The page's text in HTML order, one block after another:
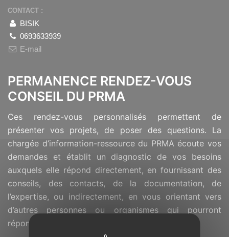
CONTACT :
BISIK
0693633939
E-mail
PERMANENCE RENDEZ-VOUS
CONSEIL DU PRMA
Ces rendez-vous personnalisés permettent de
présenter vos projets, de poser des questions. La
chargée d’information-ressource du PRMA écoute vos
demandes et établit un diagnostic de vos besoins
auxquels elle répond directement, en fournissant des
conseils, des contacts, de la documentation, de
l’expertise, ou indirectement, en vous orientant vers
d’autres personnes ou organismes qui pourront
répondre à vos demandes.